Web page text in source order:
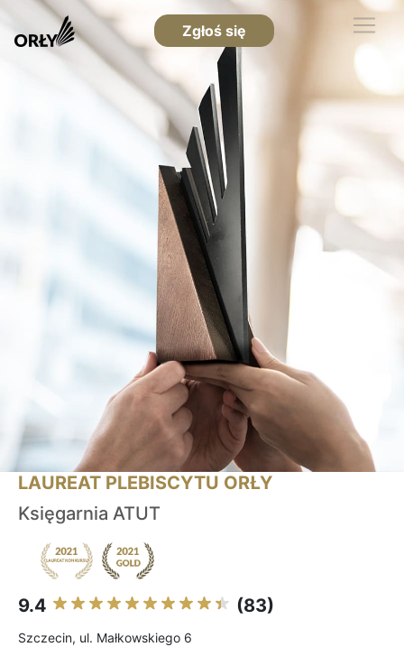
Zgłoś się
LAUREAT PLEBISCYTU ORŁY
Księgarnia ATUT
9.4 (83)
Szczecin, ul. Małkowskiego 6